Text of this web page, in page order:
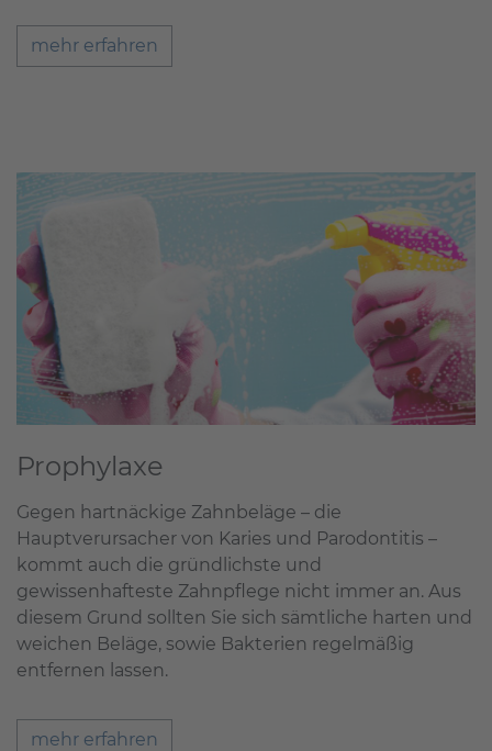
mehr erfahren
Prophylaxe
Gegen hartnäckige Zahnbeläge – die
Hauptverursacher von Karies und Parodontitis –
kommt auch die gründlichste und
gewissenhafteste Zahnpflege nicht immer an. Aus
diesem Grund sollten Sie sich sämtliche harten und
weichen Beläge, sowie Bakterien regelmäßig
entfernen lassen.
mehr erfahren